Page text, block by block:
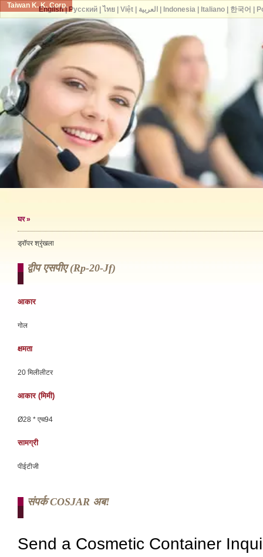
Taiwan K. K. Corp.
घर»
ड्रॉपर श्रृंखला
द्वीप एसपीए (rp-20-Jf)
आकार
गोल
क्षमता
20 मिलीलीटर
आकार (मिमी)
Ø28 * एच94
सामग्री
पीईटीजी
संपर्क COSJAR अब!
English| Русский| ไทย| Việt| العربية Indonesia| Italiano| 한국어